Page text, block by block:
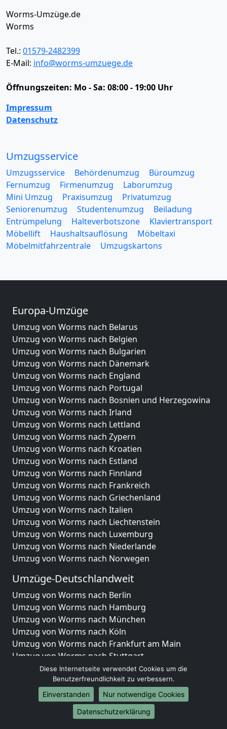
Worms-Umzüge.de
Worms
Tel.: 01579-2482399
E-Mail: info@worms-umzuege.de
Öffnungszeiten: Mo - Sa: 08:00 - 19:00 Uhr
Impressum
Datenschutz
Umzugsservice
Umzugsservice Behördenumzug
Büroumzug
Fernumzug
Firmenumzug
Laborumzug
Mini Umzug
Praxisumzug
Privatumzug
Seniorenumzug
Studentenumzug
Beiladung
Entrümpelung
Halteverbotszone
Klaviertransport
Möbellift
Haushaltsauflösung
Möbeltaxi
Möbelmitfahrzentrale
Umzugskartons
Europa-Umzüge
Umzug von Worms nach Belarus
Umzug von Worms nach Belgien
Umzug von Worms nach Bulgarien
Umzug von Worms nach Dänemark
Umzug von Worms nach England
Umzug von Worms nach Portugal
Umzug von Worms nach Bosnien und Herzegowina
Umzug von Worms nach Irland
Umzug von Worms nach Lettland
Umzug von Worms nach Zypern
Umzug von Worms nach Kroatien
Umzug von Worms nach Estland
Umzug von Worms nach Finnland
Umzug von Worms nach Frankreich
Umzug von Worms nach Griechenland
Umzug von Worms nach Italien
Umzug von Worms nach Liechtenstein
Umzug von Worms nach Luxemburg
Umzug von Worms nach Niederlande
Umzug von Worms nach Norwegen
Umzüge-Deutschlandweit
Umzug von Worms nach Berlin
Umzug von Worms nach Hamburg
Umzug von Worms nach München
Umzug von Worms nach Köln
Umzug von Worms nach Frankfurt am Main
Umzug von Worms nach Stuttgart
Umzug von Worms nach Düsseldorf
Umzug von Worms nach Leipzig
Umzug von Worms nach Dortmund
Umzug von Worms nach Essen
Umzug von Worms nach Bremen
Diese Internetseite verwendet Cookies um die
Benutzerfreundlichkeit zu verbessern.
Einverstanden
Nur notwendige Cookies
Datenschutzerklärung